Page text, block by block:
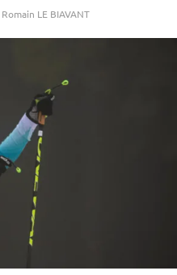
Romain LE BIAVANT